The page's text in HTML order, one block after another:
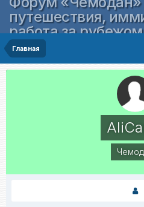
путешествия,
работа за рубежом
Главная